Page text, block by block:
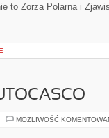
to Zorza Polarna i
MOŻLIWOŚĆ